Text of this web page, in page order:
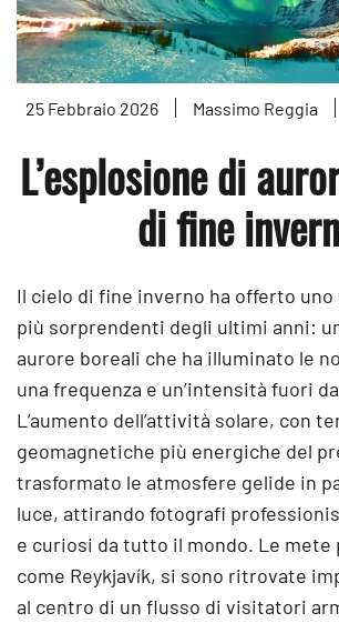
25 Febbraio 2026 Massimo Reggia
L’esplosione di
di fine
Il cielo di fine inverno ha offerto
più sorprendenti degli ultimi anni:
aurore boreali che ha illuminato le
una frequenza e un’intensità fuori
L’aumento dell’attività solare, con
geomagnetiche più energiche del
trasformato le atmosfere gelide in
luce, attirando fotografi
e curiosi da tutto il mondo. Le mete
come Reykjavík, si sono ritrovate
al centro di un flusso di visitatori